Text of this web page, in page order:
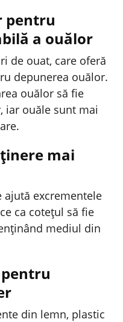
pentru
a ouălor
de ouat, care oferă
depunerea ouălor.
ouălor să fie
iar ouăle sunt mai
mai
ajută excrementele
ca cotețul să fie
mediul din
din lemn, plastic